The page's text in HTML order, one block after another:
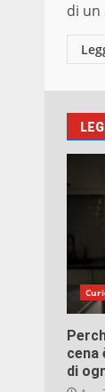
di un
cena
di